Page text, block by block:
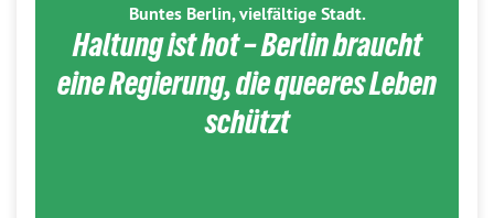
Buntes Berlin, vielfältige Stadt.
Haltung ist hot – Berlin braucht
eine Regierung, die queeres Leben
schützt